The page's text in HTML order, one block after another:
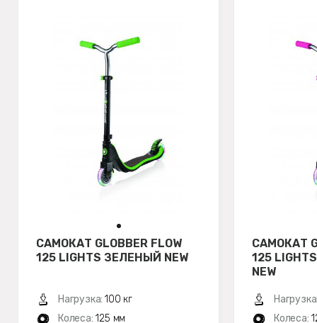
САМОКАТ GLOBBER FLOW
125 LIGHTS ЗЕЛЕНЫЙ NEW
Нагрузка: 100 кг
Колеса: 125 мм
САМОКАТ
125
NEW
Колеса: